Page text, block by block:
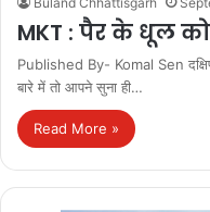
MKT : पैर के धूल
Published By- Komal Sen
बारे में तो आपने सुना ही…
Read More »